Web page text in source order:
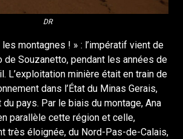
DR
montagnes ! » : l’impératif vient de
de Souzanetto, pendant les années de
L’exploitation minière était en train de
dans l’État du Minas Gerais,
pays. Par le biais du montage, Ana
parallèle cette région et celle,
très éloignée, du Nord-Pas-de-Calais,